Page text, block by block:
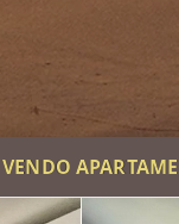
VENDO